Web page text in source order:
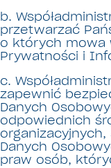
b.
przetwarzać
o których mowa
Prywatności i
c.
zapewnić
Danych
odpowiednich
Danych
praw osób,